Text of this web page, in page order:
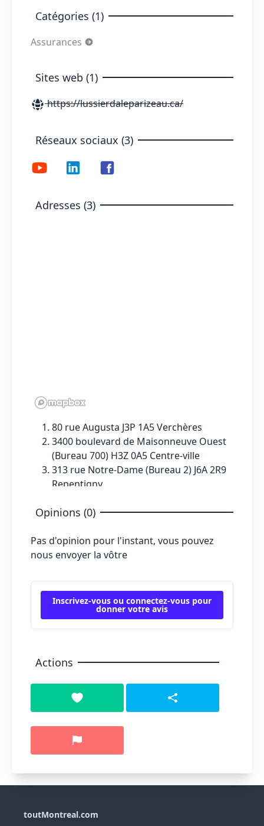
Catégories (1)
Assurances
Sites web (1)
https://lussierdaleparizeau.ca/
Réseaux sociaux (3)
Adresses (3)
80 rue Augusta J3P 1A5 Verchères
3400 boulevard de Maisonneuve Ouest
(Bureau 700) H3Z 0A5 Centre-ville
313 rue Notre-Dame (Bureau 2) J6A 2R9
Repentigny
Opinions (0)
Pas d'opinion pour l'instant, vous pouvez
nous envoyer la vôtre
Inscrivez-vous ou connectez-vous pour
donner votre avis
Actions
toutMontreal.com